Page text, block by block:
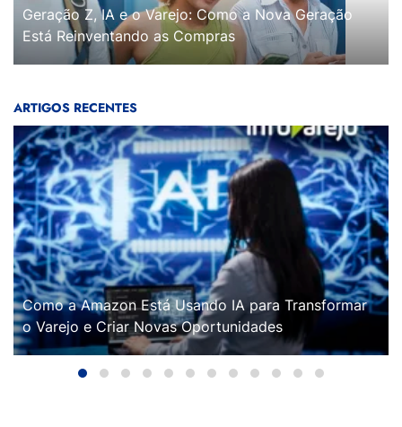
Geração Z, IA e o Varejo: Como a Nova Geração
Está Reinventando as Compras
ARTIGOS RECENTES
Como a Amazon Está Usando IA para Transformar
o Varejo e Criar Novas Oportunidades